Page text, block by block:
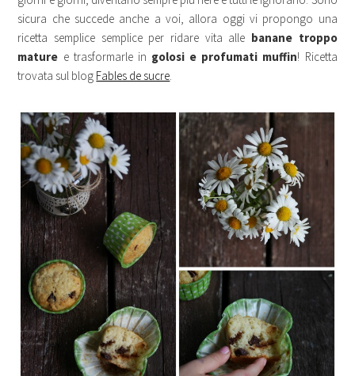
sicura che succede anche a voi, allora oggi vi propongo una
ricetta semplice semplice per ridare vita alle banane troppo
mature e trasformarle in golosi e profumati muffin! Ricetta
trovata sul blog Fables de sucre.